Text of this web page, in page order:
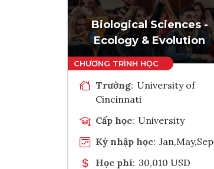
Tham vấn Interlink
Biological Sciences -
Ecology & Evolution
Trường: University of
Cincinnati
Cấp học: University
Kỳ nhập học: Jan,May,Sep
Học phí: 30,010 USD